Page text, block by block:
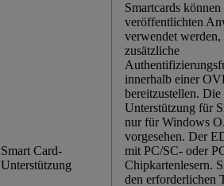
Smart Card-
Unterstützung
Smartcards
veröffentlichten
verwendet werden,
zusätzliche
innerhalb einer
bereitzustellen. Die
Unterstützung für
nur für Windows
vorgesehen. Der
mit PC/SC- oder
Chipkartenlesern.
den erforderlichen